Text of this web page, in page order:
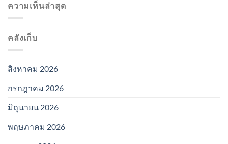
ความเห็นล่าสุด
คลังเก็บ
สิงหาคม 2026
กรกฎาคม 2026
มิถุนายน 2026
พฤษภาคม 2026